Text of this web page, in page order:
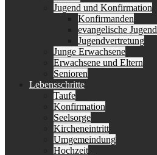
Jugend und Konfirmation
Konfirmanden
evangelische Jugend
Jugendvertretung
Junge Erwachsene
Erwachsene und Eltern
Senioren
Lebensschritte
Taufe
Konfirmation
Seelsorge
Kircheneintritt
Umgemeindung
Hochzeit